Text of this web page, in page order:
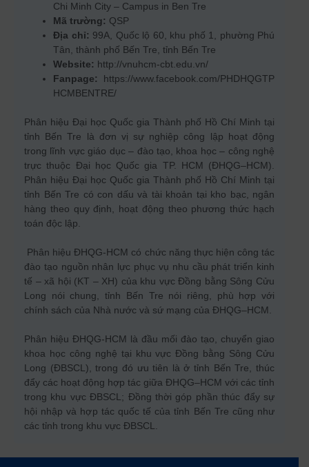
Chi Minh City – Campus in Ben Tre
Mã trường: QSP
Địa chỉ: 99A, Quốc lộ 60, khu phố 1, phường Phú
Tân, thành phố Bến Tre, tỉnh Bến Tre
Website: http://vnuhcm-cbt.edu.vn/
Fanpage: https://www.facebook.com/PHDHQGTP
HCMBENTRE/
Phân hiệu Đại học Quốc gia Thành phố Hồ Chí Minh tại
tỉnh Bến Tre là đơn vị sự nghiệp công lập hoạt động
trong lĩnh vực giáo dục – đào tạo, khoa học – công nghệ
trực thuộc Đại học Quốc gia TP. HCM (ĐHQG–HCM).
Phân hiệu Đại học Quốc gia Thành phố Hồ Chí Minh tại
tỉnh Bến Tre có con dấu và tài khoản tại kho bạc, ngân
hàng theo quy định, hoạt động theo phương thức hạch
toán độc lập.
Phân hiệu ĐHQG-HCM có chức năng thực hiện công tác
đào tạo nguồn nhân lực phục vụ nhu cầu phát triển kinh
tế – xã hội (KT – XH) của khu vực Đồng bằng Sông Cửu
Long nói chung, tỉnh Bến Tre nói riêng, phù hợp với
chính sách của Nhà nước và sứ mạng của ĐHQG–HCM.
Phân hiệu ĐHQG-HCM là đầu mối đào tạo, chuyển giao
khoa học công nghệ tại khu vực Đồng bằng Sông Cửu
Long (ĐBSCL), trong đó ưu tiên là ở tỉnh Bến Tre, thúc
đẩy các hoạt động hợp tác giữa ĐHQG–HCM với các tỉnh
trong khu vực ĐBSCL; Đồng thời góp phần thúc đẩy sự
hội nhập và hợp tác quốc tế của tỉnh Bến Tre cũng như
các tỉnh trong khu vực ĐBSCL.